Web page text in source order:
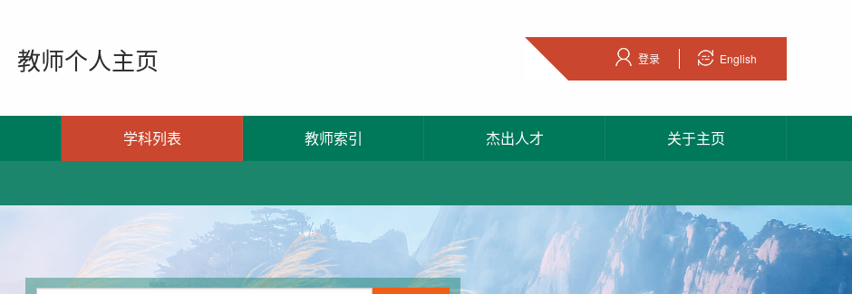
教师个人主页 登录 English
学科列表 教师索引 杰出人才 关于主页